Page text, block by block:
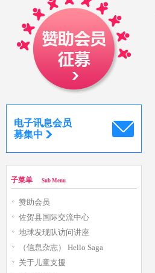
电子讯息会员
募集中
子菜单 Sub Menu
赞助会员
佐贺县国际交流中心
地球发现队访问讲座
（信息杂志） Hello Saga
关于儿童支援